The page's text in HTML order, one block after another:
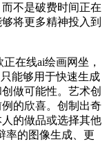
不是破费时间正在
将更多精神投入到
在线ai绘画网坐，
能够用于快速生成
做可能性。艺术创
的欣喜。创制出奇
的做品或选择其他
率的图像生成、更